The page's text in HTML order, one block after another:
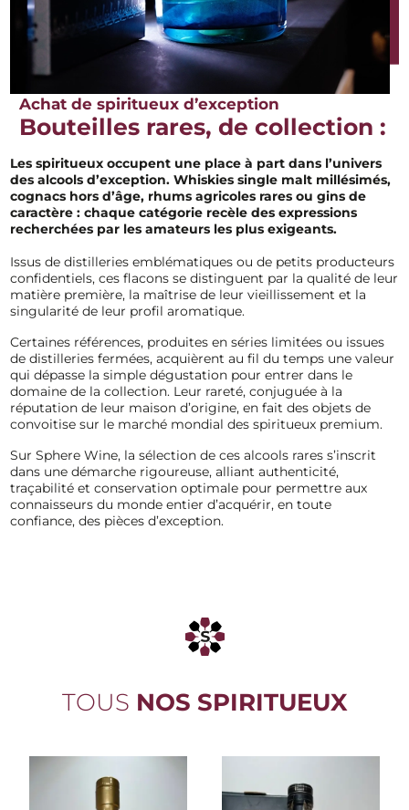
Achat de spiritueux d’exception
Bouteilles rares, de collection :
Les spiritueux occupent une place à part dans l’univers
des alcools d’exception. Whiskies single malt millésimés,
cognacs hors d’âge, rhums agricoles rares ou gins de
caractère : chaque catégorie recèle des expressions
recherchées par les amateurs les plus exigeants.
Issus de distilleries emblématiques ou de petits producteurs
confidentiels, ces flacons se distinguent par la qualité de leur
matière première, la maîtrise de leur vieillissement et la
singularité de leur profil aromatique.
Certaines références, produites en séries limitées ou issues
de distilleries fermées, acquièrent au fil du temps une valeur
qui dépasse la simple dégustation pour entrer dans le
domaine de la collection. Leur rareté, conjuguée à la
réputation de leur maison d’origine, en fait des objets de
convoitise sur le marché mondial des spiritueux premium.
Sur Sphere Wine, la sélection de ces alcools rares s’inscrit
dans une démarche rigoureuse, alliant authenticité,
traçabilité et conservation optimale pour permettre aux
connaisseurs du monde entier d’acquérir, en toute
confiance, des pièces d’exception.
TOUS NOS SPIRITUEUX